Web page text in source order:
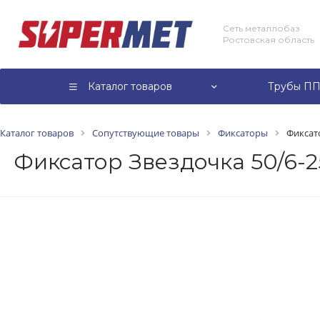
Сеть металлобаз
Ростовская область
Каталог товаров Трубы
Каталог товаров Сопутствующие товары Фиксаторы
Фиксатор Звездочка 50/6-